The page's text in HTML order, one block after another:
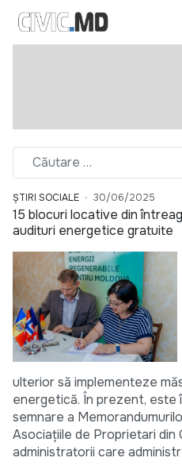
ȘTIRI SOCIALE 30/06/2025
15 blocuri locative din
audituri energetice gratuite
ulterior să implementeze
energetică. În prezent, este
semnare a
Asociațiile de Proprietari din
administratorii care